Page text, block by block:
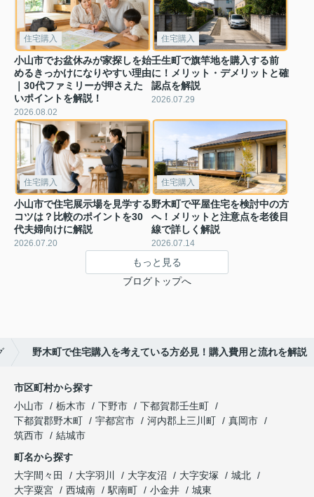
住宅購入
小山市でお盆休みが家探しを始
めるきっかけになりやすい理由
｜30代ファミリーが押さえた
いポイントを解説！
2026.08.02
住宅購入
壬生町で旗竿地を購入する前
に！メリット・デメリットと確
認点を解説
2026.07.29
住宅購入
小山市で住宅展示場を見学する
コツは？比較のポイントを30
代夫婦向けに解説
2026.07.20
住宅購入
野木町で平屋住宅を検討中の方
へ！メリットと注意点を老後目
線で詳しく解説
2026.07.14
もっと見る
ブログトップへ
野木町で住宅購入を考えている方必見！購入費用と流れを解説
市区町村から探す
小山市
栃木市 下野市
下都賀郡壬生町
下都賀郡野木町
宇都宮市 河内郡上三川町
真岡市
筑西市
結城市
町名から探す
大字間々田
大字羽川 大字友沼 大字安塚
城北
大字粟宮
西城南 駅南町 小金井
城東